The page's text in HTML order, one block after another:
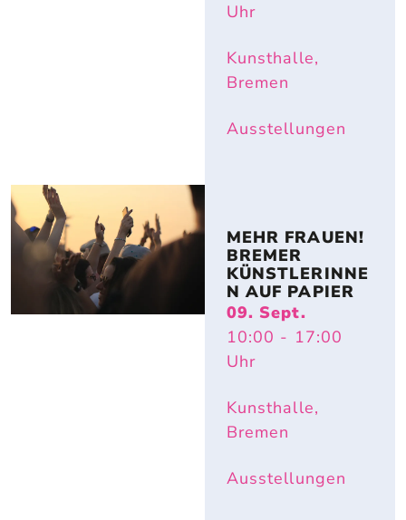
Uhr
Kunsthalle,
Bremen
Ausstellungen
MEHR FRAUEN!
BREMER
KÜNSTLERINNE
N AUF PAPIER
09. Sept.
10:00 - 17:00
Uhr
Kunsthalle,
Bremen
Ausstellungen